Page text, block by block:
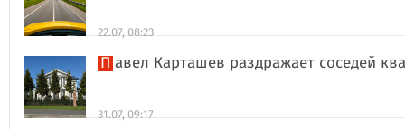
22.07, 08:23
Павел Карташев раздражает соседей
31.07, 09:17